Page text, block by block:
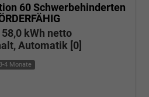
60 Schwerbehinderten
kWh netto
Automatik [0]
4 Monate